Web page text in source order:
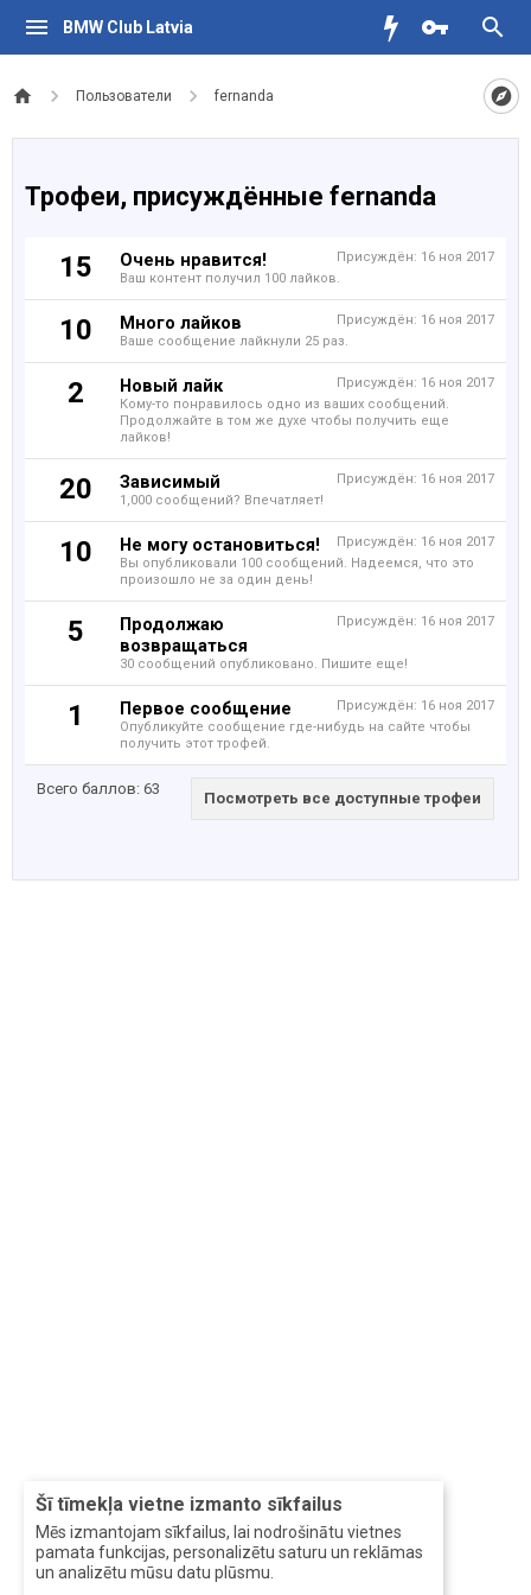
BMW Club Latvia
Пользователи fernanda
Šī tīmekļa vietne izmanto sīkfailus
Mēs izmantojam sīkfailus, lai nodrošinātu vietnes
pamata funkcijas, personalizētu saturu un reklāmas
un analizētu mūsu datu plūsmu.
Трофеи, присуждённые fernanda
15 Присуждён: 16 ноя 2017
Очень нравится!
Ваш контент получил 100 лайков.
10 Присуждён: 16 ноя 2017
Много лайков
Ваше сообщение лайкнули 25 раз.
2 Присуждён: 16 ноя 2017
Новый лайк
Кому-то понравилось одно из ваших сообщений.
Продолжайте в том же духе чтобы получить еще
лайков!
20 Присуждён: 16 ноя 2017
Зависимый
1,000 сообщений? Впечатляет!
10 Присуждён: 16 ноя 2017
Не могу остановиться!
Вы опубликовали 100 сообщений. Надеемся, что это
произошло не за один день!
5 Присуждён: 16 ноя 2017
Продолжаю
возвращаться
30 сообщений опубликовано. Пишите еще!
1 Присуждён: 16 ноя 2017
Первое сообщение
Опубликуйте сообщение где-нибудь на сайте чтобы
получить этот трофей.
Всего баллов: 63
Посмотреть все доступные трофеи